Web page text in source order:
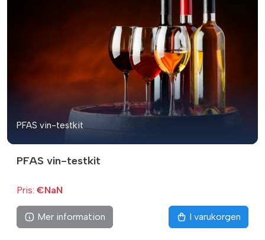
PFAS vin-testkit
PFAS vin-testkit
Pris: €NaN
Mer information I varukorgen